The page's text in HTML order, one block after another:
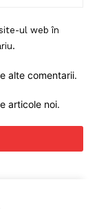
ul web în
alte comentarii.
articole noi.